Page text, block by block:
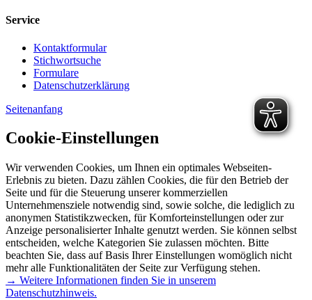
Service
Kontaktformular
Stichwortsuche
Formulare
Datenschutzerklärung
Seitenanfang
Cookie-Einstellungen
Wir verwenden Cookies, um Ihnen ein optimales Webseiten-
Erlebnis zu bieten. Dazu zählen Cookies, die für den Betrieb der
Seite und für die Steuerung unserer kommerziellen
Unternehmensziele notwendig sind, sowie solche, die lediglich zu
anonymen Statistikzwecken, für Komforteinstellungen oder zur
Anzeige personalisierter Inhalte genutzt werden. Sie können selbst
entscheiden, welche Kategorien Sie zulassen möchten. Bitte
beachten Sie, dass auf Basis Ihrer Einstellungen womöglich nicht
mehr alle Funktionalitäten der Seite zur Verfügung stehen.
→ Weitere Informationen finden Sie in unserem
Datenschutzhinweis.